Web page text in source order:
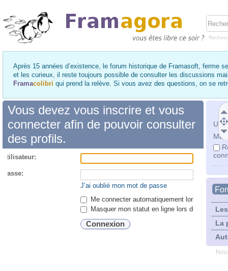
Après 15 années d’existence, le forum historique de Framasoft, ferme
et les curieux, il reste toujours possible de consulter les discussions
Framacolibri qui prend la relève. Si vous avez des questions, on se
Mot
La
Vous devez vous inscrire et vous
connecter afin de pouvoir consulter
des profils.
passe:
J’ai oublié mon mot de passe
Me connecter automatiquement lors de
Masquer mon statut en ligne lors de cette